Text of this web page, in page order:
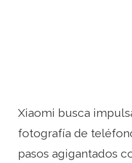
Xiaomi busca
fotografía de
pasos agigantados